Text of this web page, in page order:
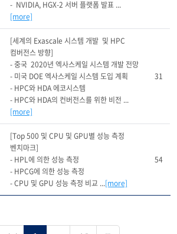
-  NVIDIA, HGX-2 서버 플랫폼 발표 ...
[more]
[세계의 Exascale 시스템 개발  및 HPC
컴버전스 방향]
- 중국  2020년 엑사스케일 시스템 개발 전망
- 미국 DOE 엑사스케일 시스템 도입 계획
- HPC와 HDA 에코시스템
- HPC와 HDA의 컨버전스를 위한 비전 ...
[more]
31
[Top 500 및 CPU 및 GPU별 성능 측정
벤치마크]
- HPL에 의한 성능 측정
- HPCG에 의한 성능 측정
- CPU 및 GPU 성능 측정 비교 ...[more]
54